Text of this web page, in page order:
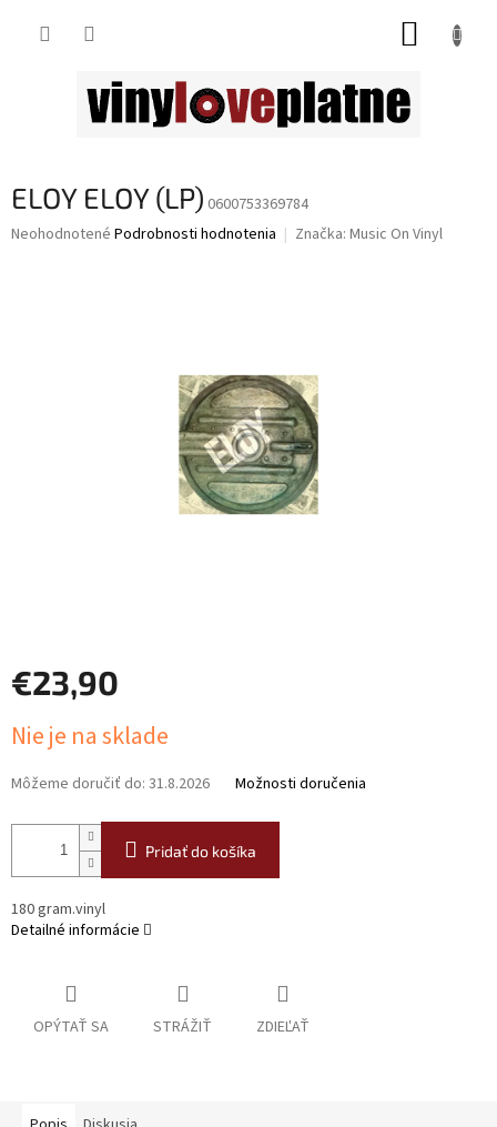
ELOY ELOY (LP) 0600753369784
Priemerné
Neohodnotené Podrobnosti hodnotenia Značka: Music On Vinyl
€23,90
cena:
Nie je na sklade
Môžeme doručiť do: 31.8.2026 Možnosti doručenia
Pridať do košíka
180 gram.vinyl
Detailné informácie
OPÝTAŤ SA STRÁŽIŤ ZDIEĽAŤ